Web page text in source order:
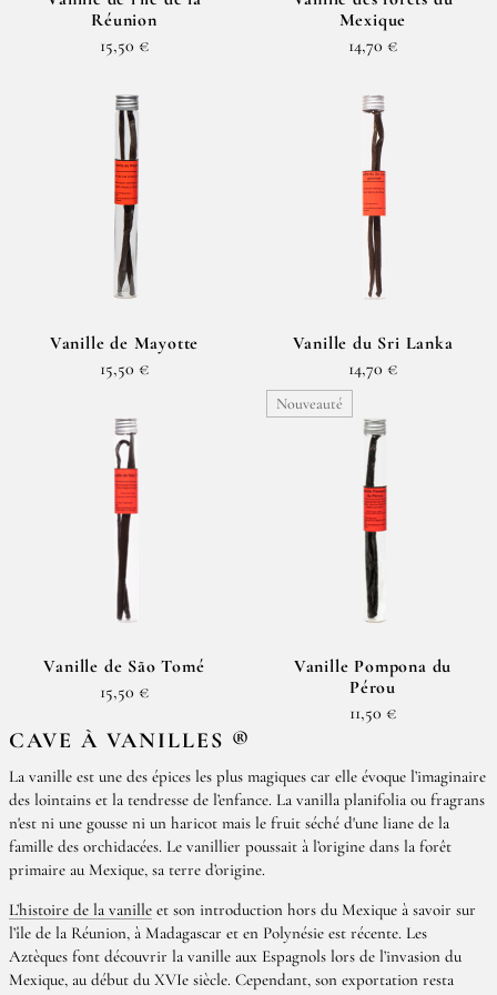
Réunion
15,50 €
Mexique
14,70 €
Vanille de Mayotte
15,50 €
Vanille du Sri Lanka
14,70 €
Vanille de São Tomé
15,50 €
Nouveauté
Vanille Pompona du
Pérou
11,50 €
CAVE À VANILLES ®
La vanille est une des épices les plus magiques car elle évoque l’imaginaire
des lointains et la tendresse de l’enfance. La vanilla planifolia ou fragrans
n'est ni une gousse ni un haricot mais le fruit séché d'une liane de la
famille des orchidacées. Le vanillier poussait à l’origine dans la forêt
primaire au Mexique, sa terre d’origine.
L’histoire de la vanille et son introduction hors du Mexique à savoir sur
l’île de la Réunion, à Madagascar et en Polynésie est récente. Les
Aztèques font découvrir la vanille aux Espagnols lors de l’invasion du
Mexique, au début du XVIe siècle. Cependant, son exportation resta